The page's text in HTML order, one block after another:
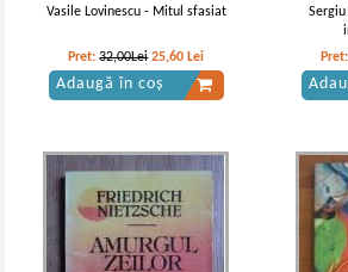
Vasile Lovinescu - Mitul sfasiat
Pret:32,00Lei 25,60 Lei
Adaugă în coș